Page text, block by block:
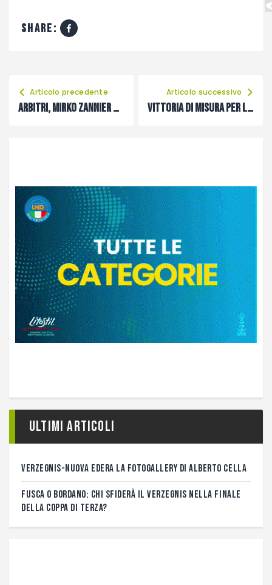
share:
Articolo precedente
Arbitri, Mirko Zannier nuovo presidente regionale dell’AIA
Articolo successivo
Vittoria di misura per La Delizia sul Paluzza
Ultimi articoli
VERZEGNIS-NUOVA EDERA LA FOTOGALLERY DI ALBERTO CELLA
FUSCA O BORDANO: CHI SFIDERÀ IL VERZEGNIS NELLA FINALE
DELLA COPPA DI TERZA?